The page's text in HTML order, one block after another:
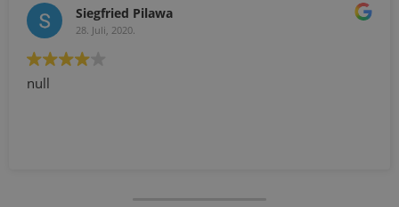
Siegfried Pilawa
28. Juli, 2020.
null